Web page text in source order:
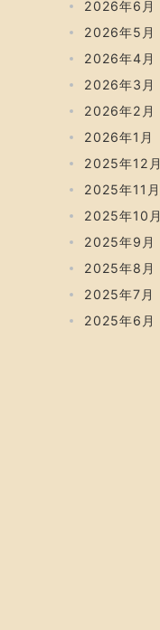
2026年6月
2026年5月
2026年4月
2026年3月
2026年2月
2026年1月
2025年12月
2025年11月
2025年10月
2025年9月
2025年8月
2025年7月
2025年6月